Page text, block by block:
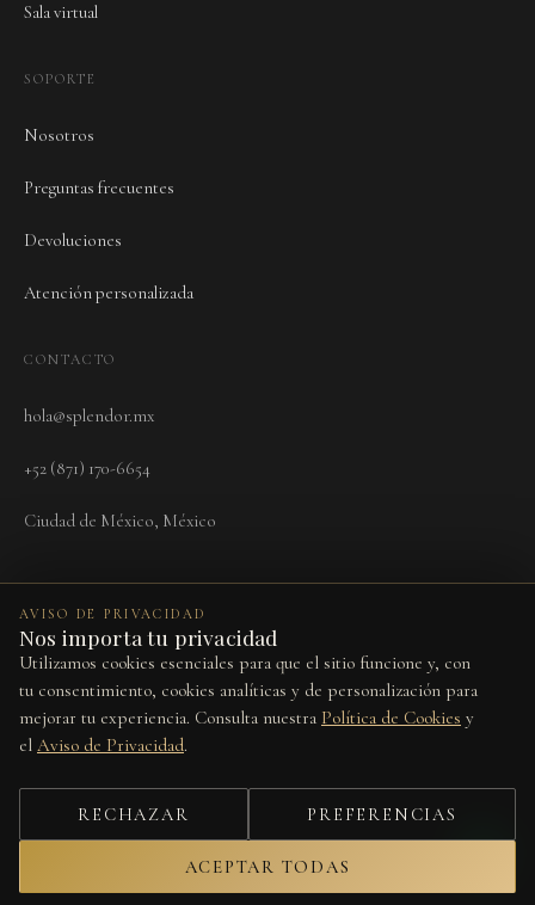
Sala virtual
SOPORTE
Nosotros
Preguntas frecuentes
Devoluciones
Atención personalizada
CONTACTO
hola@splendor.mx
+52 (871) 170-6654
Ciudad de México, México
TérminosAviso de Privacidad CookiesDevolucionesPreferencias de cookies
Este sitio está protegido por reCAPTCHA y se aplican laPolítica de
Privacidad
© 2026 Splendor Vita. Todos los derechos reservados.
AVISO DE PRIVACIDAD
Nos importa tu privacidad
Utilizamos cookies esenciales para que el sitio funcione y, con
tu consentimiento, cookies analíticas y de personalización para
mejorar tu experiencia. Consulta nuestra Política de Cookies y
el Aviso de Privacidad.
RECHAZAR PREFERENCIAS
ACEPTAR TODAS